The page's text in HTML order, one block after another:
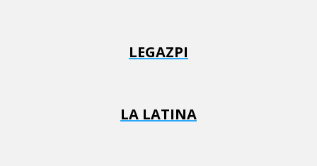
LEGAZPI
LA LATINA